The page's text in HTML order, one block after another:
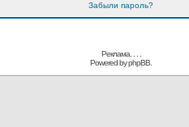
Забыли пароль?
Реклама. . .
Powered byphpBB.